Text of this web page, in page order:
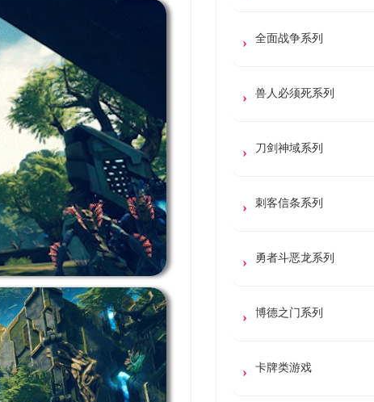
全面战争系列
兽人必须死系列
刀剑神域系列
刺客信条系列
勇者斗恶龙系列
博德之门系列
卡牌类游戏